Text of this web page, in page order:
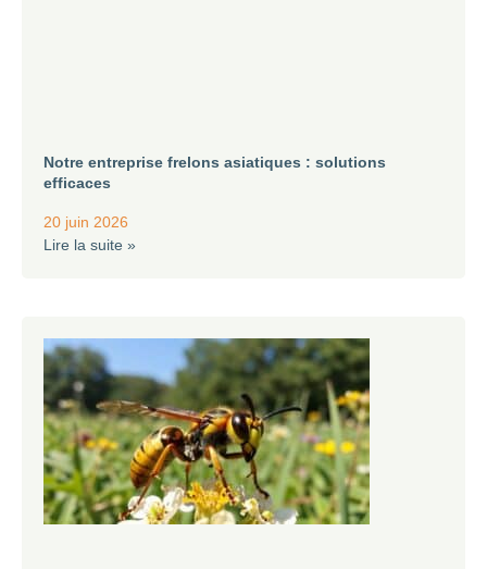
Notre entreprise frelons asiatiques : solutions
efficaces
20 juin 2026
Lire la suite »